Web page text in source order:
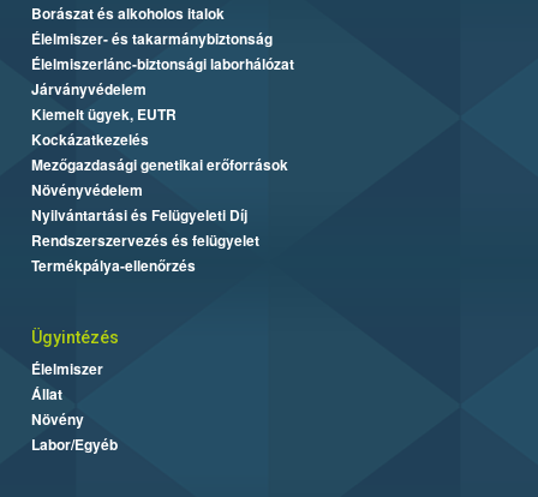
Borászat és alkoholos italok
Élelmiszer- és takarmánybiztonság
Élelmiszerlánc-biztonsági laborhálózat
Járványvédelem
Kiemelt ügyek, EUTR
Kockázatkezelés
Mezőgazdasági genetikai erőforrások
Növényvédelem
Nyilvántartási és Felügyeleti Díj
Rendszerszervezés és felügyelet
Termékpálya-ellenőrzés
Ügyintézés
Élelmiszer
Állat
Növény
Labor/Egyéb